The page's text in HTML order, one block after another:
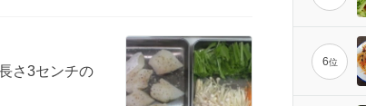
さ3センチの
6位